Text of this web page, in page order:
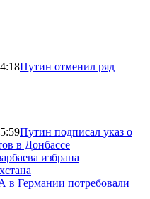
Путин отменил ряд
Путин подписал указ о
в Донбассе
избрана
Германии потребовали